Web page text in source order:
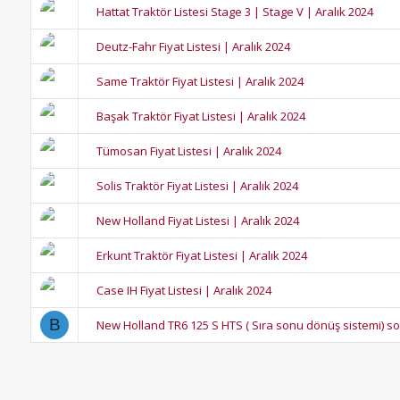
Hattat Traktör Listesi Stage 3 | Stage V | Aralık 2024
Deutz-Fahr Fiyat Listesi | Aralık 2024
Same Traktör Fiyat Listesi | Aralık 2024
Başak Traktör Fiyat Listesi | Aralık 2024
Tümosan Fiyat Listesi | Aralık 2024
Solis Traktör Fiyat Listesi | Aralık 2024
New Holland Fiyat Listesi | Aralık 2024
Erkunt Traktör Fiyat Listesi | Aralık 2024
Case IH Fiyat Listesi | Aralık 2024
B New Holland TR6 125 S HTS ( Sıra sonu dönüş sistemi)